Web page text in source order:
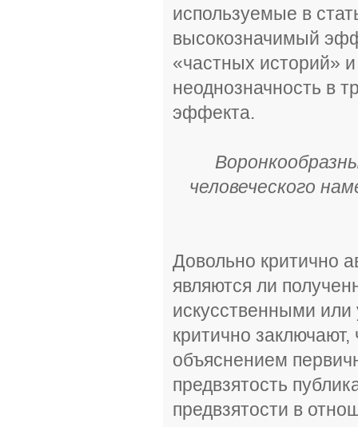
используемые в
высокозначимый
«частных историй»
неоднозначность в
эффекта.
человеческого
Довольно критично
являются ли
искусственными
критично
объяснением
предвзятость
предвзятости в